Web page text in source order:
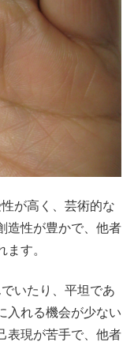
が高く、芸術的な
造性が豊かで、他者
す。
いたり、平坦であ
入れる機会が少ない
表現が苦手で、他者